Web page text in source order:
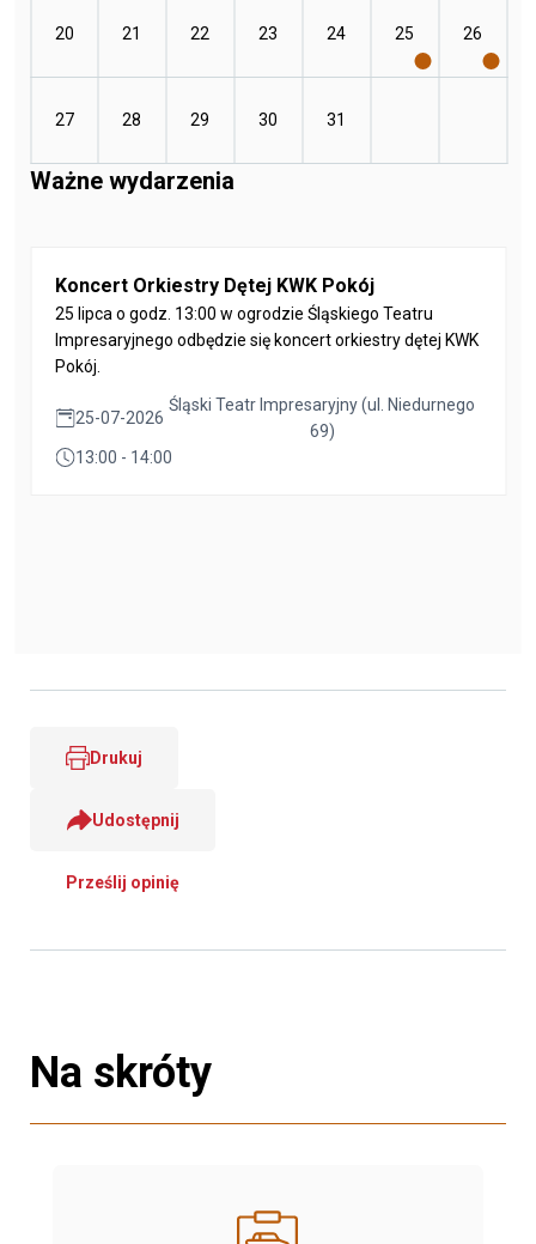
20 21 22 23 24 25 26
27 28 29 30 31
Ważne wydarzenia
Koncert Orkiestry Dętej KWK Pokój
25 lipca o godz. 13:00 w ogrodzie Śląskiego Teatru
Impresaryjnego odbędzie się koncert orkiestry dętej KWK
Pokój.
25-07-2026
Śląski Teatr Impresaryjny (ul. Niedurnego
69)
13:00 - 14:00
Drukuj
Udostępnij
Prześlij opinię
Na skróty